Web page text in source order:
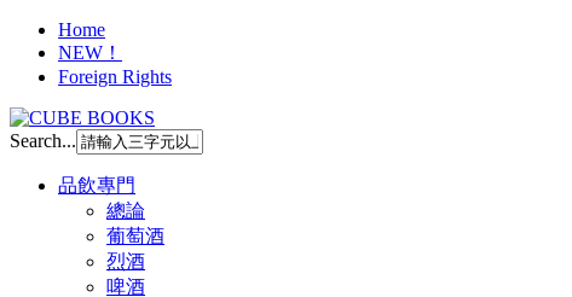
Home
NEW！
Foreign Rights
Search...
品飲專門
總論
葡萄酒
烈酒
啤酒